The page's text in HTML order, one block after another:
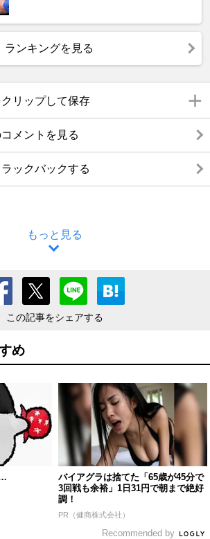
ランキングを見る
リップして保存
メントを見る
ックバックする
もっと見る
この記事をシェアする
め
バイアグラは捨てた「65歳が45分で
3回戦も余裕」1日31円で朝まで絶好
調！
PR（健商株式会社）
Recommended by